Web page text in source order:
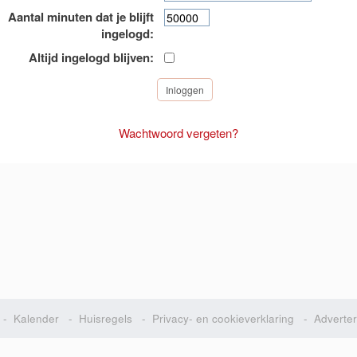
Aantal minuten dat je blijft
ingelogd:
Altijd ingelogd blijven:
Wachtwoord vergeten?
Kalender - Huisregels - Privacy- en cookieverklaring -